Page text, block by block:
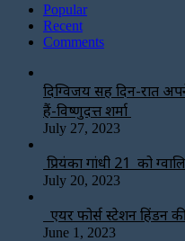
Popular
Recent
Comments
दिग्विजय सिंह दिन-रात
हैं-विष्णुदत्त शर्मा
July 27, 2023
प्रियंका गांधी 21 को
July 20, 2023
एयर फोर्स स्टेशन हिंडन
June 1, 2023